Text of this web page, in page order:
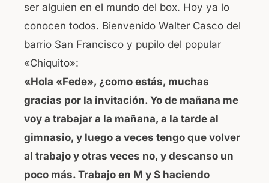
ser alguien en el mundo del box. Hoy ya lo
conocen todos. Bienvenido Walter Casco del
barrio San Francisco y pupilo del popular
«Chiquito»:
«Hola «Fede», ¿como estás, muchas
gracias por la invitación. Yo de mañana me
voy a trabajar a la mañana, a la tarde al
gimnasio, y luego a veces tengo que volver
al trabajo y otras veces no, y descanso un
poco más. Trabajo en M y S haciendo